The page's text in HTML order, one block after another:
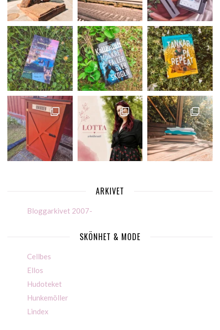
ARKIVET
Bloggarkivet 2007-
SKÖNHET & MODE
Cellbes
Ellos
Hudoteket
Hunkemöller
Lindex